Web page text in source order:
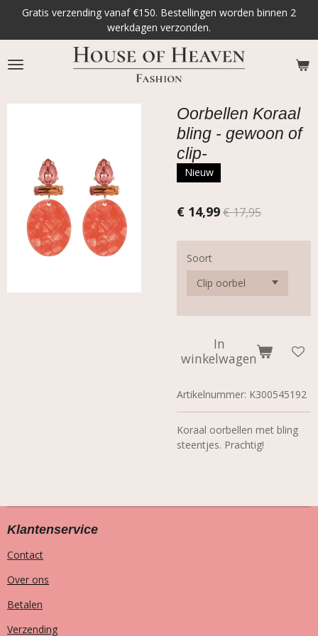
naar
de
hoofdinhoud
Gratis verzending vanaf €150. Bestellingen worden binnen 2
werkdagen verzonden.
Oorbellen Koraal
bling - gewoon of
clip-
Nieuw
€ 14,99€ 17,95
Soort
In
winkelwagen
Artikelnummer: K300545192
Koraal oorbellen met bling
steentjes. Prachtig!
Klantenservice
Contact
Over ons
Betalen
Verzending